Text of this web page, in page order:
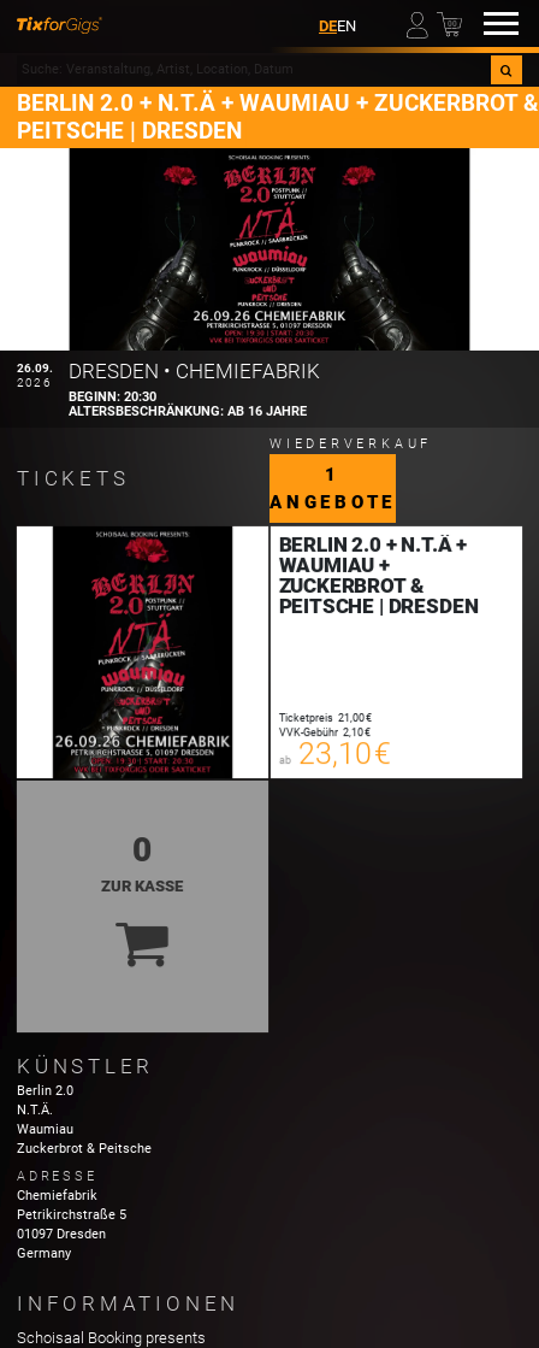
DEEN 00
BERLIN 2.0 + N.T.Ä + WAUMIAU + ZUCKERBROT &
PEITSCHE | DRESDEN
26.09.
2026
DRESDEN • CHEMIEFABRIK
BEGINN:20:30
ALTERSBESCHRÄNKUNG:AB 16 JAHRE
TICKETS
WIEDERVERKAUF
1
ANGEBOTE
BERLIN 2.0 + N.T.Ä +
WAUMIAU +
ZUCKERBROT &
PEITSCHE | DRESDEN
Ticketpreis 21,00 €
VVK-Gebühr 2,10 €
ab 23,10 €
00
0
ZUR KASSE
KÜNSTLER
Berlin 2.0
N.T.Ä.
Waumiau
Zuckerbrot & Peitsche
ADRESSE
Chemiefabrik
Petrikirchstraße 5
01097 Dresden
Germany
INFORMATIONEN
Schoisaal Booking presents